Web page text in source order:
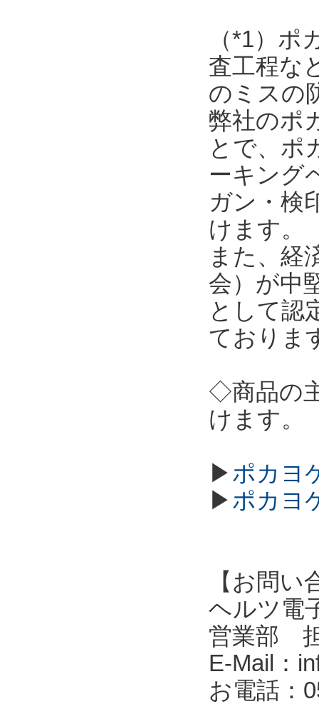
（*1）
査工程な
のミスの
弊社のポ
とで、ポ
ーキング
ガン・検
けます。
また、経
会）が中
として認
ておりま
◇商品の
けます。
▶ポカヨ
▶ポカヨ
【お問い
ヘルツ電
営業部
E-Mail：
お電話：